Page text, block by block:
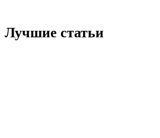
Лучшие статьи